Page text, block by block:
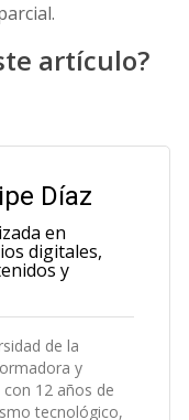
artículo?
Díaz
en
digitales,
y
de la
y
12 años de
tecnológico,